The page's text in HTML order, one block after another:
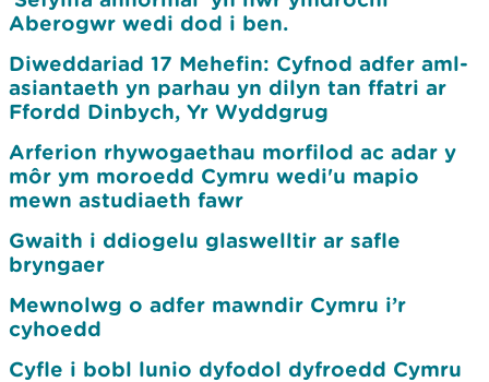
Aberogwr wedi dod i ben.
Diweddariad 17 Mehefin: Cyfnod adfer aml-
asiantaeth yn parhau yn dilyn tan ffatri ar
Ffordd Dinbych, Yr Wyddgrug
Arferion rhywogaethau morfilod ac adar y
môr ym moroedd Cymru wedi'u mapio
mewn astudiaeth fawr
Gwaith i ddiogelu glaswelltir ar safle
bryngaer
Mewnolwg o adfer mawndir Cymru i’r
cyhoedd
Cyfle i bobl lunio dyfodol dyfroedd Cymru